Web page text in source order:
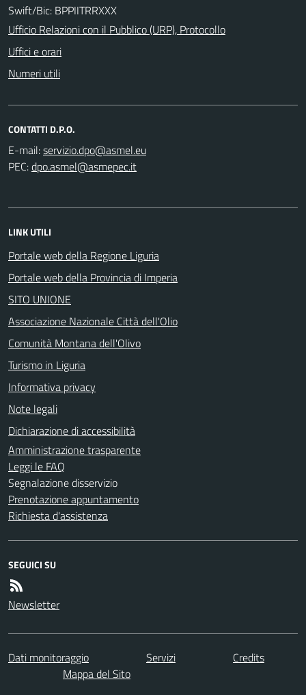
Swift/Bic: BPPIITRRXXX
Ufficio Relazioni con il Pubblico (URP), Protocollo
Uffici e orari
Numeri utili
CONTATTI D.P.O.
E-mail:
PEC:
LINK UTILI
Portale web della Regione Liguria
Portale web della Provincia di Imperia
SITO UNIONE
Associazione Nazionale Città dell'Olio
Comunità Montana dell'Olivo
Turismo in Liguria
Informativa privacy
Note legali
Dichiarazione di accessibilità
Amministrazione trasparente
Leggi le FAQ
Segnalazione disservizio
Prenotazione appuntamento
Richiesta d'assistenza
SEGUICI SU
Newsletter
Dati monitoraggio Servizi
Credits
Mappa del Sito